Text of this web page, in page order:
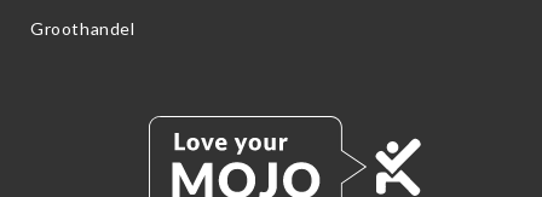
Groothandel